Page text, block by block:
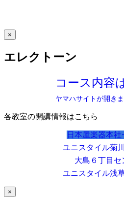
×
エレクトーン
コース内容
ヤマハサイトが開き
各教室の開講情報はこちら
日本屋楽器本社
ユニスタイル菊
大島６丁目セ
ユニスタイル浅
×